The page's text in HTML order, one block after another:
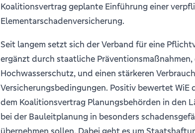
Koalitionsvertrag geplante Einführung einer
Elementarschadenversicherung.
Seit langem setzt sich der Verband für eine
ergänzt durch staatliche Präventionsmaßnahmen,
Hochwasserschutz, und einen stärkeren
Versicherungsbedingungen. Positiv bewertet WiE
dem Koalitionsvertrag Planungsbehörden in den
bei der Bauleitplanung in besonders